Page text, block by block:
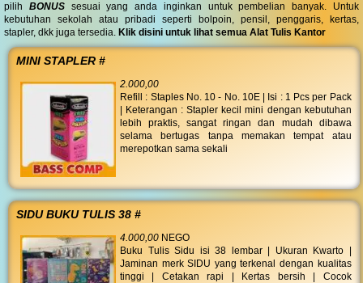
pilih BONUSsesuai yang anda inginkan untuk pembelian banyak. Untuk
kebutuhan sekolah atau pribadi seperti bolpoin, pensil, penggaris, kertas,
stapler, dkk juga tersedia. Klik disini untuk lihat semua Alat Tulis Kantor
MINI STAPLER #
2.000,00
Refill : Staples No. 10 - No. 10E | Isi : 1 Pcs per Pack
| Keterangan : Stapler kecil mini dengan kebutuhan
lebih praktis, sangat ringan dan mudah dibawa
selama bertugas tanpa memakan tempat atau
merepotkan sama sekali
SIDU BUKU TULIS 38 #
4.000,00 NEGO
Buku Tulis Sidu isi 38 lembar | Ukuran Kwarto |
Jaminan merk SIDU yang terkenal dengan kualitas
tinggi | Cetakan rapi | Kertas bersih | Cocok